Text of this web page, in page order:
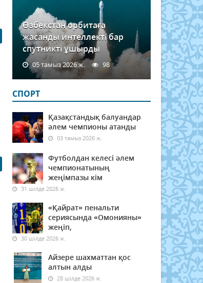
Өзбекстан орбитаға
жасанды интеллекті бар
спутникті ұшырды
05 тамыз 2026 ж. 98
СПОРТ
Қазақстандық балуандар
әлем чемпионы атанды
03 тамыз 2026 ж.
Футболдан келесі әлем
чемпионатының
жеңімпазы кім
31 шілде 2026 ж.
«Қайрат» пенальти
сериясында «Омонияны»
жеңіп,
30 шілде 2026 ж.
Айзере шахматтан қос
алтын алды
28 шілде 2026 ж.